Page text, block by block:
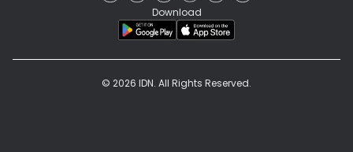
Download
© 2026 IDN. All Rights Reserved.